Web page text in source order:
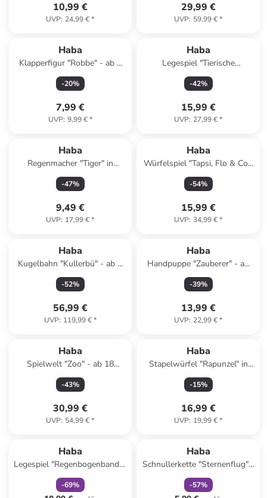
10,99 €
UVP: 24,99 €*
29,99 €
UVP: 59,99 €*
Haba
Klapperfigur "Robbe" - ab 6
Monaten
-20%
7,99 €
UVP: 9,99 €*
Haba
Legespiel "Tierische
Abenteuer" - ab 18 Monaten
-42%
15,99 €
UVP: 27,99 €*
Haba
Regenmacher "Tiger" in
Orange - ab 2 Jahren
-47%
9,49 €
UVP: 17,99 €*
Haba
Würfelspiel "Tapsi, Flo & Co."
- ab 3 Jahren
-54%
15,99 €
UVP: 34,99 €*
Haba
Kugelbahn "Kullerbü" - ab 2
Jahren
-52%
56,99 €
UVP: 119,99 €*
Haba
Handpuppe "Zauberer" - ab
18 Monaten
-39%
13,99 €
UVP: 22,99 €*
Haba
Spielwelt "Zoo" - ab 18
Monaten
-43%
30,99 €
UVP: 54,99 €*
Haba
Stapelwürfel "Rapunzel" in
Bunt - ab 12 Monaten
-15%
16,99 €
UVP: 19,99 €*
Haba
Legespiel "Regenbogenbande"
- ab 4 Jahren
-69%
Haba
Schnullerkette "Sternenflug" -
ab Geburt
-57%